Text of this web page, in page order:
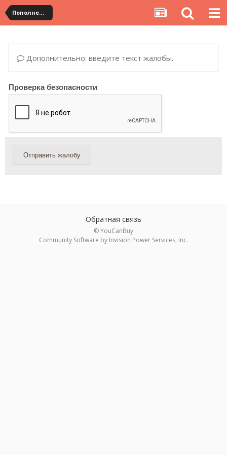
Пополнение и переводы со счета в личном кабинете
Дополнительно: введите текст жалобы.
Проверка безопасности
Отправить жалобу
Обратная связь
© YouCanBuy
Community Software by Invision Power Services, Inc.